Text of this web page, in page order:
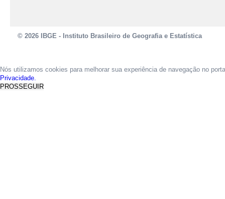
© 2026 IBGE - Instituto Brasileiro de Geografia e Estatística
Nós utilizamos cookies para melhorar sua experiência de navegação no
Privacidade.
PROSSEGUIR